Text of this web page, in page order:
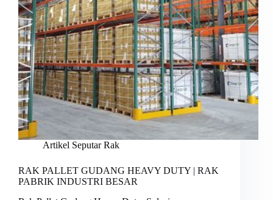
Artikel Seputar Rak
RAK PALLET GUDANG HEAVY DUTY | RAK
PABRIK INDUSTRI BESAR